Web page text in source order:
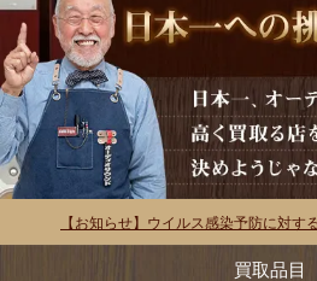
【お知らせ】ウイルス感染予防に対す
買取品目